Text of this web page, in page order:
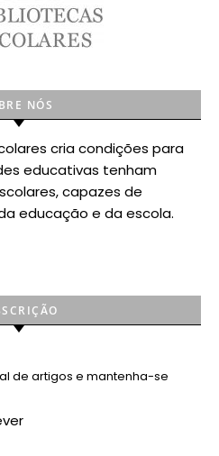
NÓS
cria condições para
educativas tenham
capazes de
educação e da escola.
de artigos e mantenha-se